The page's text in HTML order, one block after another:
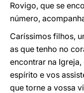
Rovigo, que se
número,
Caríssimos filhos,
as que tenho no
encontrar na
espírito e vos
que torne a vossa